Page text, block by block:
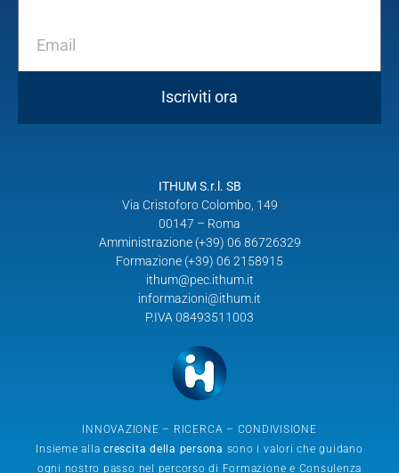
Iscriviti ora
ITHUM S.r.l. SB
Via Cristoforo Colombo, 149
00147 – Roma
Amministrazione (+39) 06 86726329
Formazione (+39) 06 2158915
ithum@pec.ithum.it
informazioni@ithum.it
P.IVA 08493511003
INNOVAZIONE – RICERCA – CONDIVISIONE
Insieme allacrescita della persona sono i valori che guidano
ogni nostro passo nel percorso di Formazione e Consulenza